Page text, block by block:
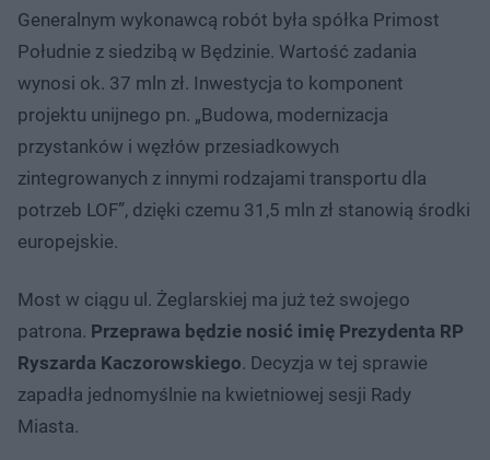
Generalnym wykonawcą robót była spółka Primost
Południe z siedzibą w Będzinie. Wartość zadania
wynosi ok. 37 mln zł. Inwestycja to komponent
projektu unijnego pn. „Budowa, modernizacja
przystanków i węzłów przesiadkowych
zintegrowanych z innymi rodzajami transportu dla
potrzeb LOF”, dzięki czemu 31,5 mln zł stanowią środki
europejskie.
Most w ciągu ul. Żeglarskiej ma już też swojego
patrona. Przeprawa będzie nosić imię Prezydenta RP
Ryszarda Kaczorowskiego. Decyzja w tej sprawie
zapadła jednomyślnie na kwietniowej sesji Rady
Miasta.